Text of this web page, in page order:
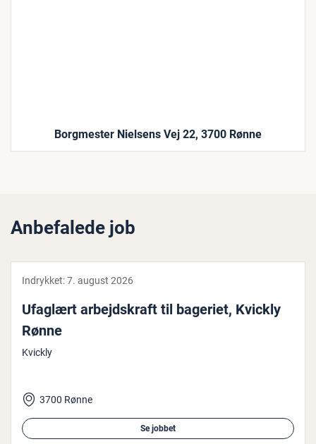
Borgmester Nielsens Vej 22, 3700 Rønne
Anbefalede job
Indrykket:7. august 2026
Ufaglært ar­bejds­kraft til bageriet, Kvickly
Rønne
Kvickly
3700 Rønne
Se jobbet